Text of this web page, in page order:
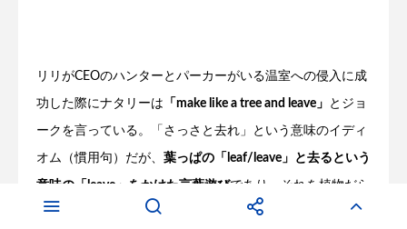
リリがCEOのハンターとパーカーがいる温室への侵入に成
功した際にナタリーは 「make like a tree and leave」 とジョ
ークを言っている。「さっさと去れ」という意味のイディ
オム（慣用句）だが、 葉っぱの「leaf/leave」と去るという
意味の「leave」をかけた言葉遊びであり、それを植物だら
けの温室にいる相手に言うというジョークだ。